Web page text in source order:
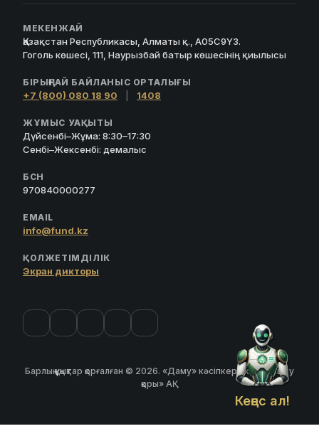
Кеңес ал!
МЕКЕНЖАЙ
Қазақстан Республикасы, Алматы қ., A05C9Y3.
Гоголь көшесі, 111, Наурызбай батыр көшесінің қиылысы
БІРЫҢҒАЙ БАЙЛАНЫС ОРТАЛЫҒЫ
+7 (800) 080 18 90 1408
ЖҰМЫС УАҚЫТЫ
Дүйсенбі–Жұма: 8:30–17:30
Сенбі–Жексенбі: демалыс
БСН
970840000277
EMAIL
info@fund.kz
ҚОЛЖЕТІМДІЛІК
Экран дикторы
Барлық құқықтар қорғалған © 2026. «Даму» кәсіпкерлікті дамыту
қоры» АҚ